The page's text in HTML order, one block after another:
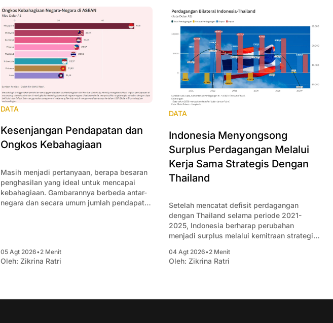
DATA
Kesenjangan Pendapatan dan
Ongkos Kebahagiaan
Masih menjadi pertanyaan, berapa besaran
penghasilan yang ideal untuk mencapai
kebahagiaan. Gambarannya berbeda antar-
negara dan secara umum jumlah pendapatan
05 Agt 2026•2 Menit
Oleh: Zikrina Ratri
DATA
Indonesia Menyongsong
Surplus Perdagangan Melalui
Kerja Sama Strategis Dengan
Thailand
Setelah mencatat defisit perdagangan
dengan Thailand selama periode 2021-
2025, Indonesia berharap perubahan
menjadi surplus melalui kemitraan strategis
04 Agt 2026•2 Menit
Oleh: Zikrina Ratri